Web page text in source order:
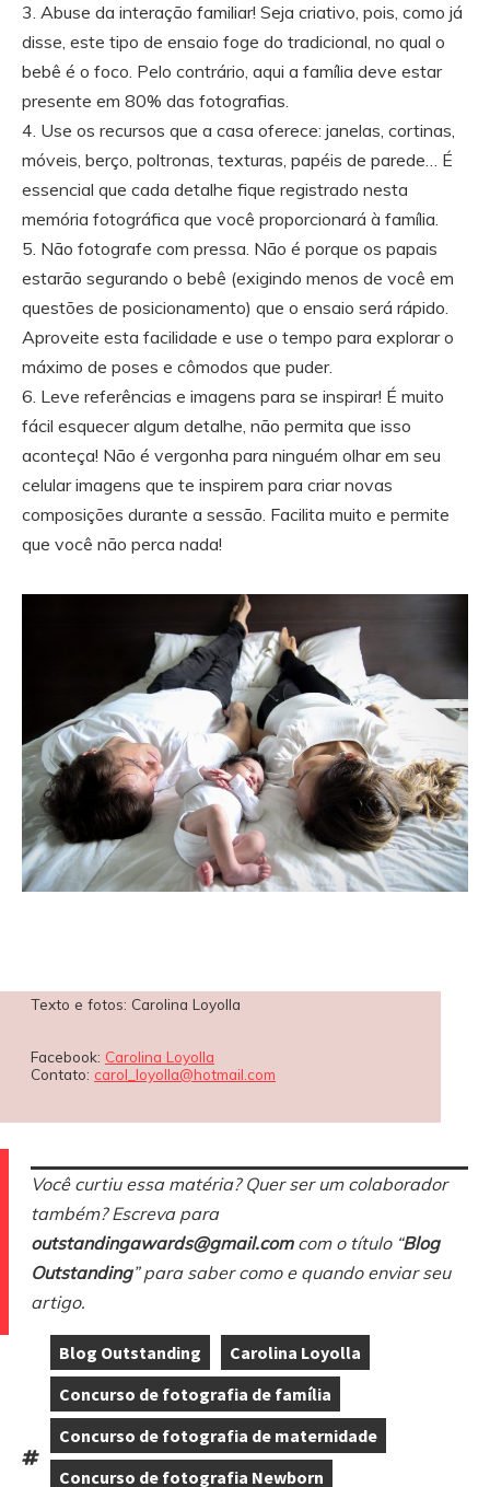
3. Abuse da interação familiar! Seja criativo, pois, como já
disse, este tipo de ensaio foge do tradicional, no qual o
bebê é o foco. Pelo contrário, aqui a família deve estar
presente em 80% das fotografias.
4. Use os recursos que a casa oferece: janelas, cortinas,
móveis, berço, poltronas, texturas, papéis de parede… É
essencial que cada detalhe fique registrado nesta
memória fotográfica que você proporcionará à família.
5. Não fotografe com pressa. Não é porque os papais
estarão segurando o bebê (exigindo menos de você em
questões de posicionamento) que o ensaio será rápido.
Aproveite esta facilidade e use o tempo para explorar o
máximo de poses e cômodos que puder.
6. Leve referências e imagens para se inspirar! É muito
fácil esquecer algum detalhe, não permita que isso
aconteça! Não é vergonha para ninguém olhar em seu
celular imagens que te inspirem para criar novas
composições durante a sessão. Facilita muito e permite
que você não perca nada!
Texto e fotos: Carolina Loyolla
Facebook: Carolina Loyolla
Contato: carol_loyolla@hotmail.com
Você curtiu essa matéria? Quer ser um colaborador
também? Escreva para
outstandingawards@gmail.comcom o título “Blog
Outstanding” para saber como e quando enviar seu
artigo.
Tags:
Blog Outstanding
Carolina Loyolla
,
Concurso de fotografia de família
Concurso de fotografia de maternidade
Concurso de fotografia Newborn